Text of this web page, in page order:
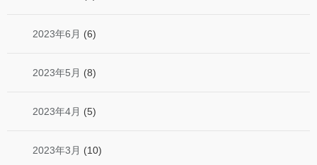
2023年6月 (6)
2023年5月 (8)
2023年4月 (5)
2023年3月 (10)